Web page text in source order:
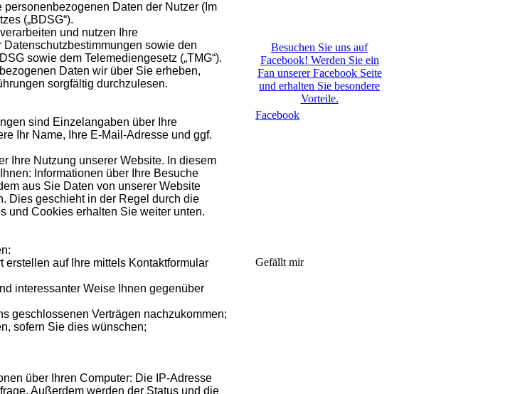
Daten der Nutzer (Im
(„BDSG“).
und nutzen Ihre
sowie den
sowie dem Telemediengesetz („TMG“).
Daten wir über Sie erheben,
sorgfältig durchzulesen.
sind Einzelangaben über Ihre
Ihr Name, Ihre E-Mail-Adresse und ggf.
Ihre Nutzung unserer Website. In diesem
Informationen über Ihre Besuche
aus Sie Daten von unserer Website
Dies geschieht in der Regel durch die
und Cookies erhalten Sie weiter unten.
auf Ihre mittels Kontaktformular
interessanter Weise Ihnen gegenüber
geschlossenen Verträgen nachzukommen;
sofern Sie dies wünschen;
über Ihren Computer: Die IP-Adresse
Außerdem werden der Status und die
Besuchen Sie uns auf
Facebook! Werden Sie ein
Fan unserer Facebook Seite
und erhalten Sie besondere
Vorteile.
Facebook
Gefällt mir